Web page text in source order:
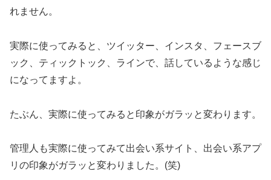
れません。
実際に使ってみると、ツイッター、インスタ、フェースブ
ック、ティックトック、ラインで、話しているような感じ
になってますよ。
たぶん、実際に使ってみると印象がガラッと変わります。
管理人も実際に使ってみて出会い系サイト、出会い系アプ
リの印象がガラッと変わりました。(笑)